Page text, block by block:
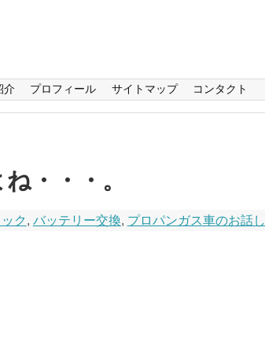
介 プロフィール サイトマップ コンタクト
・・・。
ク , バッテリー交換, プロパンガス車のお話し